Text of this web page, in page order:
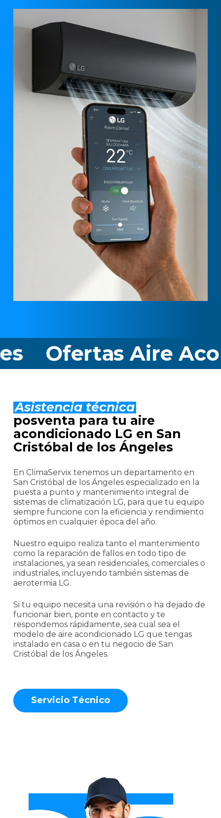
Aire
Asistencia técnica
posventa para tu aire
acondicionado LG en San
Cristóbal de los Ángeles
En ClimaServix tenemos un departamento en
San Cristóbal de los Ángeles especializado en la
puesta a punto y mantenimiento integral de
sistemas de climatización LG, para que tu equipo
siempre funcione con la eficiencia y rendimiento
óptimos en cualquier época del año.
Nuestro equipo realiza tanto el mantenimiento
como la reparación de fallos en todo tipo de
instalaciones, ya sean residenciales, comerciales o
industriales, incluyendo también sistemas de
aerotermia LG.
Si tu equipo necesita una revisión o ha dejado de
funcionar bien, ponte en contacto y te
respondemos rápidamente, sea cual sea el
modelo de aire acondicionado LG que tengas
instalado en casa o en tu negocio de San
Cristóbal de los Ángeles.
Servicio Técnico